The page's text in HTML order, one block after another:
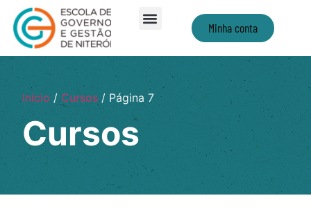
Minha conta
Início/Cursos/ Página 7
Cursos